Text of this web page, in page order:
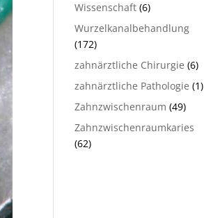
Wissenschaft (6)
Wurzelkanalbehandlung
(172)
zahnärztliche Chirurgie (6)
zahnärztliche Pathologie (1)
Zahnzwischenraum (49)
Zahnzwischenraumkaries
(62)